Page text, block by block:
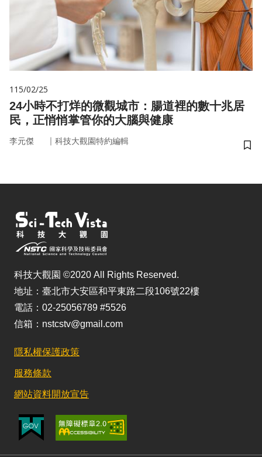
115/02/25
24小時不打烊的微觀城市：腸道裡的數十兆居
民，正悄悄掌管你的大腦與健康
李元傑 ｜ 科技大觀園特約編輯
儲
科技大觀園 ©2020 All Rights Reserved.
地址：臺北市大安區和平東路二段106號22樓
電話：02-25056789 #5526
信箱：nstcstv@gmail.com
隱私權保護政策
服務條款
網站資料開放宣告